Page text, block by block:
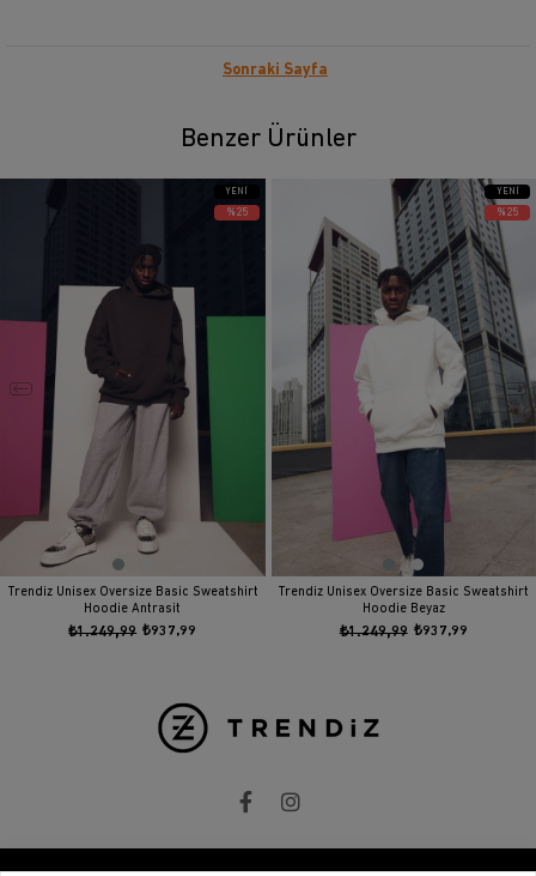
Sonraki Sayfa
Benzer Ürünler
Trendiz Unisex Oversize Basic Sweatshirt
Hoodie Antrasit
₺937,99
₺1.249,99
YENI
ÜRÜN
%25
Trendiz Unisex Oversize Basic Sweatshirt
Hoodie Beyaz
₺937,99
₺1.249,99
YENI
ÜRÜN
%25